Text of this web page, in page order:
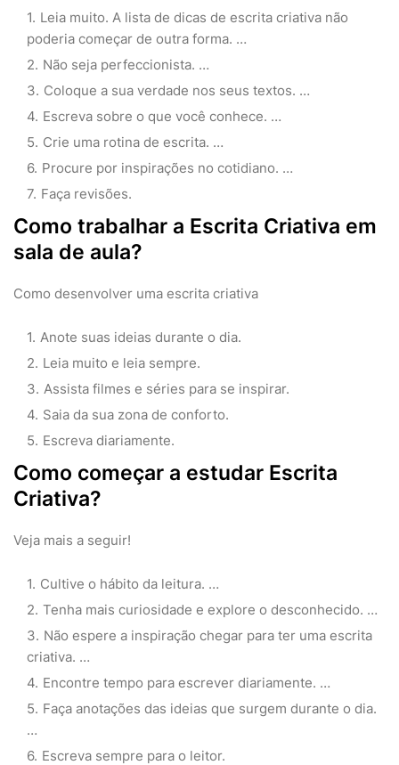
Leia muito. A lista de dicas de escrita criativa não
poderia começar de outra forma. …
Não seja perfeccionista. …
Coloque a sua verdade nos seus textos. …
Escreva sobre o que você conhece. …
Crie uma rotina de escrita. …
Procure por inspirações no cotidiano. …
Faça revisões.
Como trabalhar a Escrita Criativa em
sala de aula?
Como desenvolver uma escrita criativa
Anote suas ideias durante o dia.
Leia muito e leia sempre.
Assista filmes e séries para se inspirar.
Saia da sua zona de conforto.
Escreva diariamente.
Como começar a estudar Escrita
Criativa?
Veja mais a seguir!
Cultive o hábito da leitura. …
Tenha mais curiosidade e explore o desconhecido. …
Não espere a inspiração chegar para ter uma escrita
criativa. …
Encontre tempo para escrever diariamente. …
Faça anotações das ideias que surgem durante o dia.
…
Escreva sempre para o leitor.